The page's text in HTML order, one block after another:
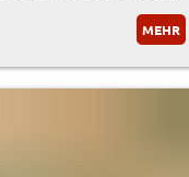
MEHR